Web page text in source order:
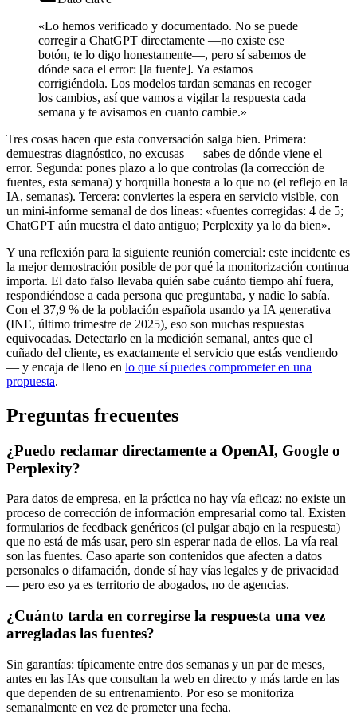
«Lo hemos verificado y documentado. No se puede
corregir a ChatGPT directamente —no existe ese
botón, te lo digo honestamente—, pero sí sabemos de
dónde saca el error: [la fuente]. Ya estamos
corrigiéndola. Los modelos tardan semanas en recoger
los cambios, así que vamos a vigilar la respuesta cada
semana y te avisamos en cuanto cambie.»
Tres cosas hacen que esta conversación salga bien. Primera:
demuestras diagnóstico, no excusas — sabes de dónde viene el
error. Segunda: pones plazo a lo que controlas (la corrección de
fuentes, esta semana) y horquilla honesta a lo que no (el reflejo en la
IA, semanas). Tercera: conviertes la espera en servicio visible, con
un mini-informe semanal de dos líneas: «fuentes corregidas: 4 de 5;
ChatGPT aún muestra el dato antiguo; Perplexity ya lo da bien».
Y una reflexión para la siguiente reunión comercial: este incidente es
la mejor demostración posible de por qué la monitorización continua
importa. El dato falso llevaba quién sabe cuánto tiempo ahí fuera,
respondiéndose a cada persona que preguntaba, y nadie lo sabía.
Con el 37,9 % de la población española usando ya IA generativa
(INE, último trimestre de 2025), eso son muchas respuestas
equivocadas. Detectarlo en la medición semanal, antes que el
cuñado del cliente, es exactamente el servicio que estás vendiendo
— y encaja de lleno en lo que sí puedes comprometer en una
propuesta.
Preguntas frecuentes
¿Puedo reclamar directamente a OpenAI, Google o
Perplexity?
Para datos de empresa, en la práctica no hay vía eficaz: no existe un
proceso de corrección de información empresarial como tal. Existen
formularios de feedback genéricos (el pulgar abajo en la respuesta)
que no está de más usar, pero sin esperar nada de ellos. La vía real
son las fuentes. Caso aparte son contenidos que afecten a datos
personales o difamación, donde sí hay vías legales y de privacidad
— pero eso ya es territorio de abogados, no de agencias.
¿Cuánto tarda en corregirse la respuesta una vez
arregladas las fuentes?
Sin garantías: típicamente entre dos semanas y un par de meses,
antes en las IAs que consultan la web en directo y más tarde en las
que dependen de su entrenamiento. Por eso se monitoriza
semanalmente en vez de prometer una fecha.